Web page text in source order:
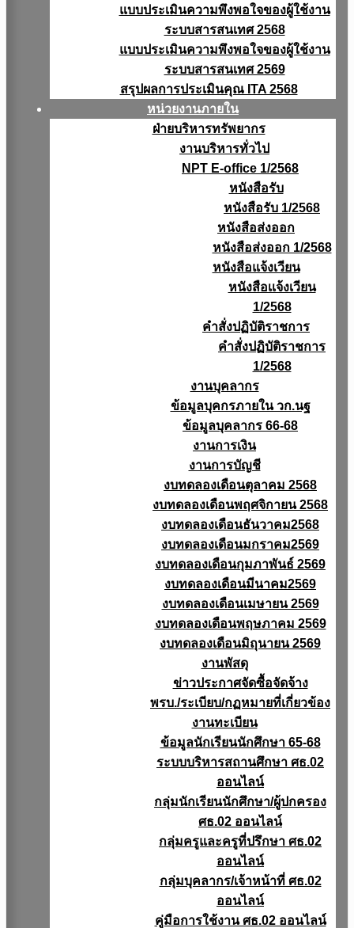
แบบประเมินความพึงพอใจของผู้ใช้งาน
ระบบสารสนเทศ 2568
แบบประเมินความพึงพอใจของผู้ใช้งาน
ระบบสารสนเทศ 2569
สรุปผลการประเมินคุณ ITA 2568
หน่วยงานภายใน
ฝ่ายบริหารทรัพยากร
งานบริหารทั่วไป
NPT E-office 1/2568
หนังสือรับ
หนังสือรับ 1/2568
หนังสือส่งออก
หนังสือส่งออก 1/2568
หนังสือแจ้งเวียน
หนังสือเเจ้งเวียน
1/2568
คำสั่งปฏิบัติราชการ
คำสั่งปฏิบัติราชการ
1/2568
งานบุคลากร
ข้อมูลบุคกรภายใน วก.นฐ
ข้อมูลบุคลากร 66-68
งานการเงิน
งานการบัญชี
งบทดลองเดือนตุลาคม 2568
งบทดลองเดือนพฤศจิกายน 2568
งบทดลองเดือนธันวาคม2568
งบทดลองเดือนมกราคม2569
งบทดลองเดือนกุมภาพันธ์ 2569
งบทดลองเดือนมีนาคม2569
งบทดลองเดือนเมษายน 2569
งบทดลองเดือนพฤษภาคม 2569
งบทดลองเดือนมิถุนายน 2569
งานพัสดุ
ข่าวประกาศจัดซื้อจัดจ้าง
พรบ./ระเบียบ/กฏหมายที่เกี่ยวข้อง
งานทะเบียน
ข้อมูลนักเรียนนักศึกษา 65-68
ระบบบริหารสถานศึกษา ศธ.02
ออนไลน์
กลุ่มนักเรียนนักศึกษา/ผู้ปกครอง
ศธ.02 ออนไลน์
กลุ่มครูและครูที่ปรึกษา ศธ.02
ออนไลน์
กลุ่มบุคลากร/เจ้าหน้าที่ ศธ.02
ออนไลน์
คู่มือการใช้งาน ศธ.02 ออนไลน์